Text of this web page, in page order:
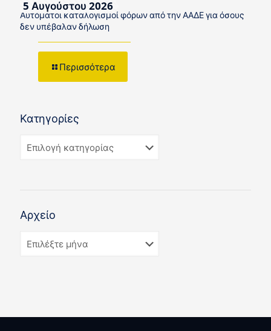
5 Αυγούστου 2026
Αυτόματοι καταλογισμοί φόρων από την ΑΑΔΕ για όσους
δεν υπέβαλαν δήλωση
Περισσότερα
Κατηγορίες
Αρχείο